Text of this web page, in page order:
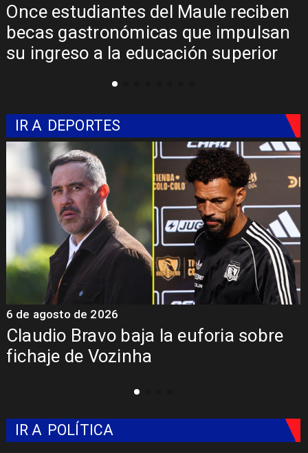
Álvarez-Salamanca lidera la apuesta
regional para consolidar el Paso
Pehuenche como alternativa a Los
IR A DEPORTES
Presentación de Vozinha en Colo
Colo: Fecha, Estadio y Contrato
5 de agosto de 2026
IR A POLÍTICA